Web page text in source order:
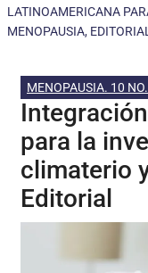
LATINOAMERICANA
MENOPAUSIA, EDITORIAL
MENOPAUSIA. 10
para la
climaterio
Editorial